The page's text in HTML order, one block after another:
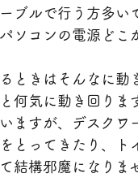
ブルで行う方多い
ソコンの電源どこ
ときはそんなに動
何気に動き回りま
ますが、デスクワ
とってきたり、ト
結構邪魔になりま